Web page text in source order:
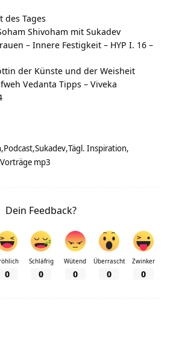
des Tages
Shivoham mit Sukadev
– Innere Festigkeit – HYP I. 16 –
der Künste und der Weisheit
Vedanta Tipps – Viveka
Podcast Sukadev Tägl. Inspiration
Vorträge mp3
Dein Feedback?
0
Schläfrig
0
Wütend
0
Überrascht
0
Zwinker
0